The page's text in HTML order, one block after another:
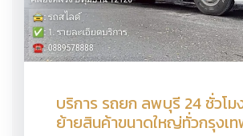
บริการ รถยก ลพบุรี 24 ชั่วโม
ย้ายสินค้าขนาดใหญ่ทั่วกรุงเ